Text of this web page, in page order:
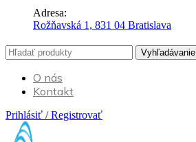
Adresa:
Rožňavská 1, 831 04 Bratislava
Vyhľadávanie
O nás
Kontakt
Prihlásiť / Registrovať